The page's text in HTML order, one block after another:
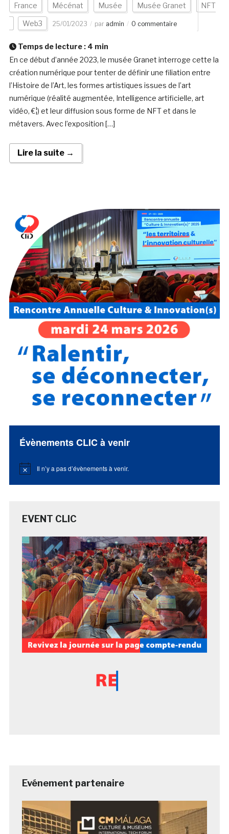
France Mécénat Musée Musée Granet NFT
Web3 25/01/2023 par admin 0 commentaire
Temps de lecture : 4 min
En ce début d’année 2023, le musée Granet interroge cette la
création numérique pour tenter de définir une filiation entre
l’Histoire de l’Art, les formes artistiques issues de l’art
numérique (réalité augmentée, Intelligence artificielle, art
vidéo, €¦) et leur diffusion sous forme de NFT et dans le
métavers. Avec l’exposition […]
Lire la suite →
Évènements CLIC à venir
Notice Il n’y a pas d’évènements à venir.
EVENT CLIC
Evénement partenaire